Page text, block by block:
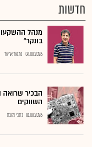
חדשות
מנהל
בונקר"
04.08.2026 נתנאל אריאל
הבכיר שרואה
השווקים
01.08.2026 כתבי גלובס